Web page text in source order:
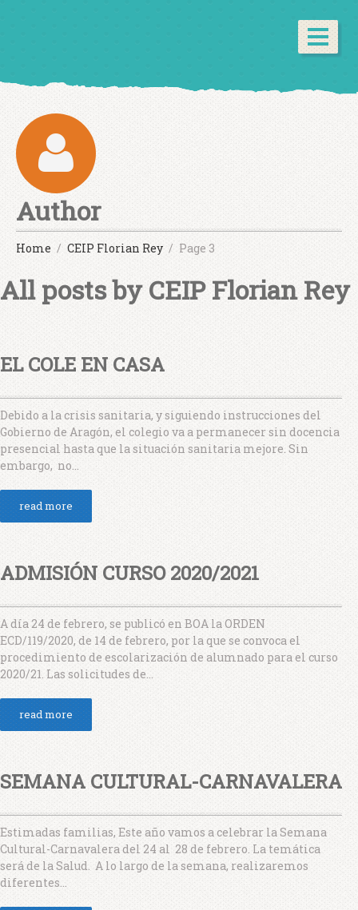
Author
Home CEIP Florian Rey Page 3
All posts byCEIP Florian Rey
EL COLE EN CASA
Debido a la crisis sanitaria, y siguiendo instrucciones del
Gobierno de Aragón, el colegio va a permanecer sin docencia
presencial hasta que la situación sanitaria mejore. Sin
embargo, no...
read more
ADMISIÓN CURSO 2020/2021
A día 24 de febrero, se publicó en BOA la ORDEN
ECD/119/2020, de 14 de febrero, por la que se convoca el
procedimiento de escolarización de alumnado para el curso
2020/21. Las solicitudes de...
read more
SEMANA CULTURAL-CARNAVALERA
Estimadas familias, Este año vamos a celebrar la Semana
Cultural-Carnavalera del 24 al 28 de febrero. La temática
será de la Salud. A lo largo de la semana, realizaremos
diferentes...